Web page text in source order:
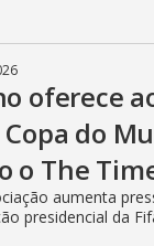
oferece
do
o The
aumenta
presidencial da